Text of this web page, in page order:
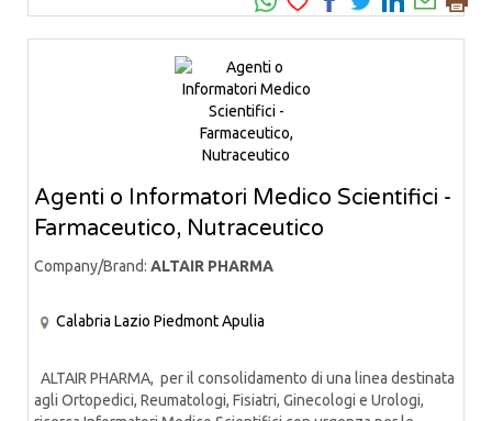
Agenti o Informatori Medico Scientifici -
Farmaceutico, Nutraceutico
Company/Brand: ALTAIR PHARMA
Calabria Lazio PiedmontApulia
ALTAIR PHARMA, per il consolidamento di una linea destinata
agli Ortopedici, Reumatologi, Fisiatri, Ginecologi e Urologi,